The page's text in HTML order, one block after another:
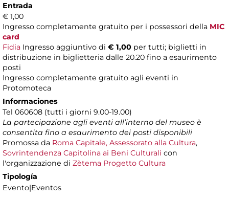
Entrada
€ 1,00
Ingresso completamente gratuito per i possessori della MIC
card
Fidia Ingresso aggiuntivo di € 1,00 per tutti; biglietti in
distribuzione in biglietteria dalle 20.20 fino a esaurimento
posti
Ingresso completamente gratuito agli eventi in
Protomoteca
Informaciones
Tel 060608 (tutti i giorni 9.00-19.00)
La partecipazione agli eventi all’interno del museo è
consentita fino a esaurimento dei posti disponibili
Promossa da Roma Capitale, Assessorato alla Cultura,
Sovrintendenza Capitolina ai Beni Culturali con
l'organizzazione di Zètema Progetto Cultura
Tipología
Evento|Eventos